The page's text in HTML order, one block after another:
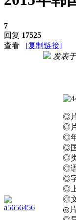
7
回复 17525
查看
[复制链接]
a5656456
发表
◎
◎
◎
◎
◎
◎
◎
◎
◎
◎